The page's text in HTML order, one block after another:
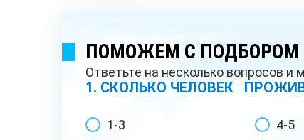
ПОМОЖЕМ С ПОДБОРОМ
Ответьте на несколько вопросов
1. СКОЛЬКО ЧЕЛОВЕК
1-3
4-5